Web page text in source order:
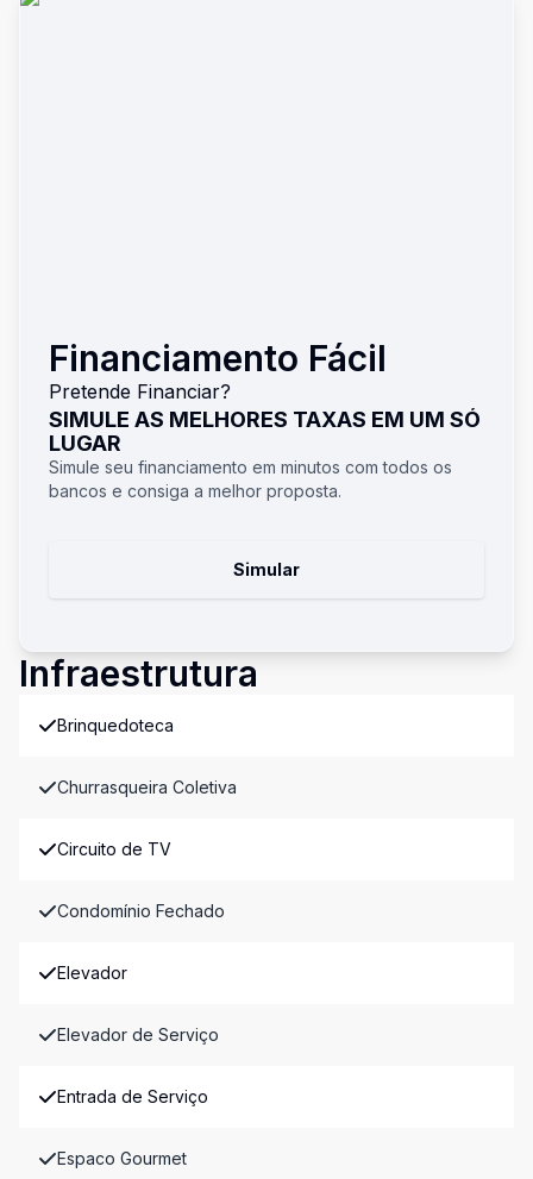
Financiamento Fácil
Pretende Financiar?
SIMULE AS MELHORES TAXAS EM UM SÓ
LUGAR
Simule seu financiamento em minutos com todos os
bancos e consiga a melhor proposta.
Simular
Infraestrutura
Brinquedoteca
Churrasqueira Coletiva
Circuito de TV
Condomínio Fechado
Elevador
Elevador de Serviço
Entrada de Serviço
Espaco Gourmet